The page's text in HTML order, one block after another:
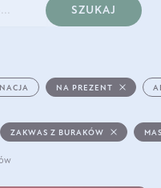
SZUKAJ
NA PREZENT
ZAKWAS Z BURAKÓW